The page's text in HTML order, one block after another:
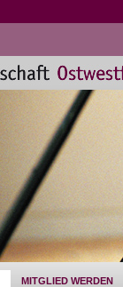
MITGLIED WERDEN